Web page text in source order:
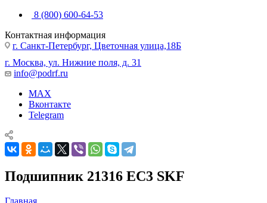
8 (800) 600-64-53
Контактная информация
г. Санкт-Петербург, Цветочная улица,18Б
г. Москва, ул. Нижние поля, д. 31
info@podrf.ru
MAX
Вконтакте
Telegram
Подшипник 21316 EC3 SKF